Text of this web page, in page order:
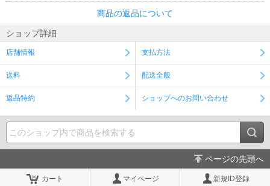
商品の返品について
ショップ詳細
店舗情報 支払方法
送料 配送全般
返品特約 ショップへのお問い合わせ
ページの先頭へ
カート マイページ 新規ID登録